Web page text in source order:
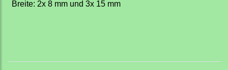
Breite: 2x 8 mm und 3x 15 mm